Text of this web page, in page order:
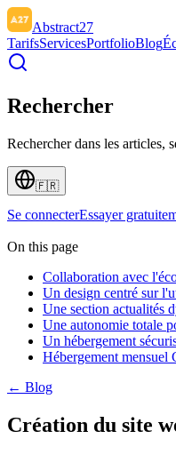
Abstract27
TarifsServicesPortfolioBlog
Rechercher
Rechercher dans les articles,
🇫🇷
Se connecterEssayer
On this page
Collaboration avec
Un design centré sur
Une section actualités
Une autonomie totale
Un hébergement
Hébergement mensuel
← Blog
Création du site